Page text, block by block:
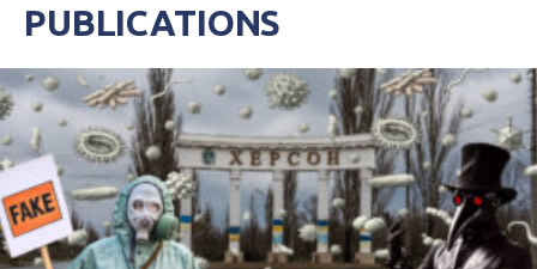
PUBLICATIONS